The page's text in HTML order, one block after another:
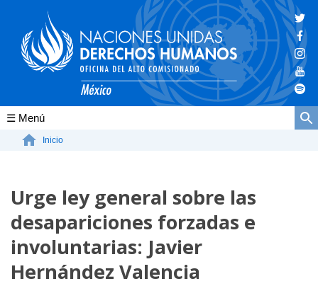
Conócenos
La ONU-DH en México
Vacantes ONU-DH México
ONU-DH en el tiempo
Inicio
Urge ley general sobre las
desapariciones forzadas e
involuntarias: Javier
Hernández Valencia